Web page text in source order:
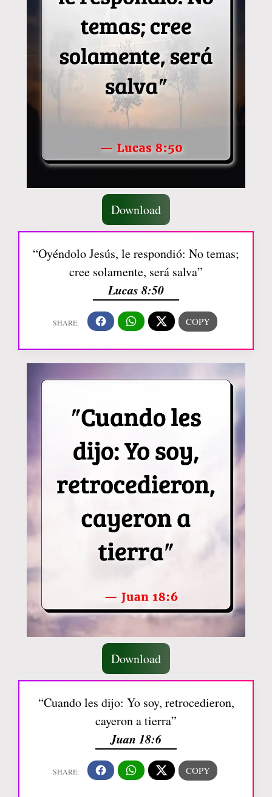
Download
“Oyéndolo Jesús, le respondió: No temas;
cree solamente, será salva”
Lucas 8:50
Download
“Cuando les dijo: Yo soy, retrocedieron,
cayeron a tierra”
Juan 18:6